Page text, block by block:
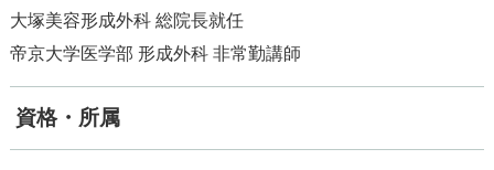
大塚美容形成外科 総院長就任
帝京大学医学部 形成外科 非常勤講師
資格・所属